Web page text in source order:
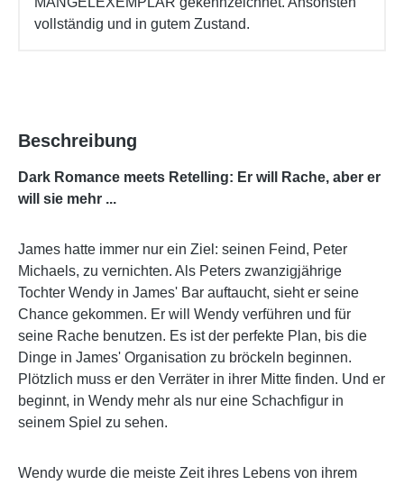
vollständig und in gutem Zustand.
Beschreibung
Dark Romance meets Retelling: Er will Rache, aber er
will sie mehr ...
James hatte immer nur ein Ziel: seinen Feind, Peter
Michaels, zu vernichten. Als Peters zwanzigjährige
Tochter Wendy in James' Bar auftaucht, sieht er seine
Chance gekommen. Er will Wendy verführen und für
seine Rache benutzen. Es ist der perfekte Plan, bis die
Dinge in James' Organisation zu bröckeln beginnen.
Plötzlich muss er den Verräter in ihrer Mitte finden. Und er
beginnt, in Wendy mehr als nur eine Schachfigur in
seinem Spiel zu sehen.
Wendy wurde die meiste Zeit ihres Lebens von ihrem